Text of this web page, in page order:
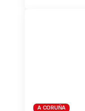
A CORUÑA